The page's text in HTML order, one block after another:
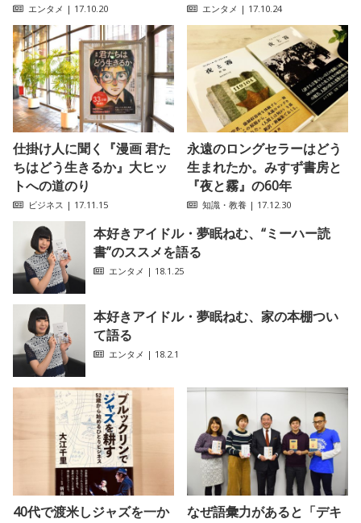
エンタメ | 17.10.20 エンタメ | 17.10.24
仕掛け人に聞く『漫画 君た
ちはどう生きるか』大ヒッ
トへの道のり
ビジネス | 17.11.15
永遠のロングセラーはどう
生まれたか。みすず書房と
『夜と霧』の60年
知識・教養 | 17.12.30
本好きアイドル・夢眠ねむ、“ミーハー読
書”のススメを語る
エンタメ | 18.1.25
本好きアイドル・夢眠ねむ、家の本棚つい
て語る
エンタメ | 18.2.1
40代で渡米しジャズを一か
なぜ語彙力があると「デキ